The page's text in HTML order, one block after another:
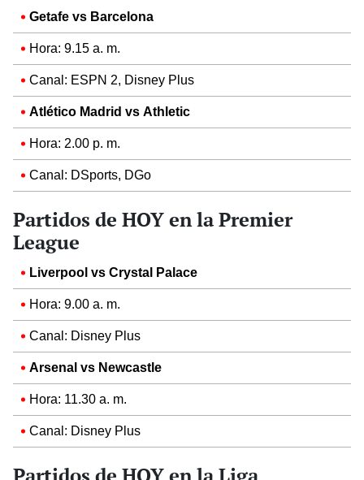
Getafe vs Barcelona
Hora: 9.15 a. m.
Canal: ESPN 2, Disney Plus
Atlético Madrid vs Athletic
Hora: 2.00 p. m.
Canal: DSports, DGo
Partidos de HOY en la Premier
League
Liverpool vs Crystal Palace
Hora: 9.00 a. m.
Canal: Disney Plus
Arsenal vs Newcastle
Hora: 11.30 a. m.
Canal: Disney Plus